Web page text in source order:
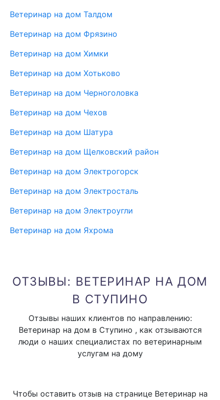
Ветеринар на дом Талдом
Ветеринар на дом Фрязино
Ветеринар на дом Химки
Ветеринар на дом Хотьково
Ветеринар на дом Черноголовка
Ветеринар на дом Чехов
Ветеринар на дом Шатура
Ветеринар на дом Щелковский район
Ветеринар на дом Электрогорск
Ветеринар на дом Электросталь
Ветеринар на дом Электроугли
Ветеринар на дом Яхрома
ОТЗЫВЫ: ВЕТЕРИНАР НА ДОМ
В СТУПИНО
Отзывы наших клиентов по направлению:
Ветеринар на дом в Ступино , как отзываются
люди о наших специалистах по ветеринарным
услугам на дому
Чтобы оставить отзыв на странице Ветеринар на